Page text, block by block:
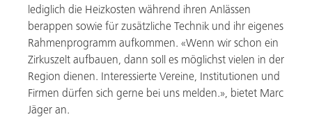
lediglich die Heizkosten während ihren Anlässen
berappen sowie für zusätzliche Technik und ihr eigenes
Rahmenprogramm aufkommen. «Wenn wir schon ein
Zirkuszelt aufbauen, dann soll es möglichst vielen in der
Region dienen. Interessierte Vereine, Institutionen und
Firmen dürfen sich gerne bei uns melden.», bietet Marc
Jäger an.